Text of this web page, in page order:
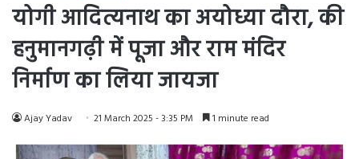
योगी आदित्यनाथ का अयोध्या दौरा, की
हनुमानगढ़ी में पूजा और राम मंदिर
निर्माण का लिया जायजा
Ajay Yadav 21 March 2025 - 3:35 PM 1 minute read